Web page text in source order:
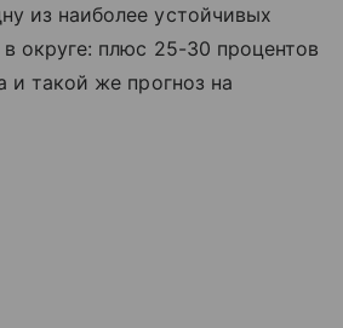
из наиболее устойчивых
округе: плюс 25-30 процентов
и такой же прогноз на